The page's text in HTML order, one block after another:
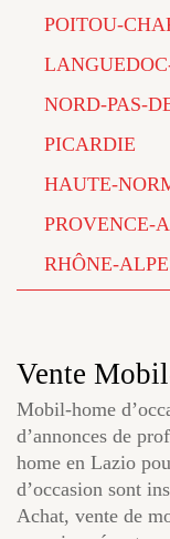
POITOU-
NORD-PAS-
PICARDIE
HAUTE-
PROVENCE-
RHÔNE-
Vente
Mobil-home
d’annonces de
home en Lazio
d’occasion sont
Achat, vente de